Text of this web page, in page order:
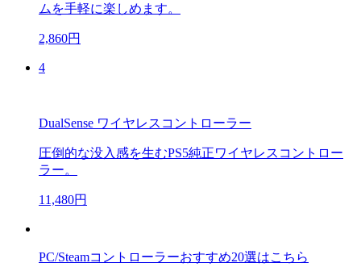
ムを手軽に楽しめます。
2,860円
4
DualSense ワイヤレスコントローラー
圧倒的な没入感を生むPS5純正ワイヤレスコントロー
ラー。
11,480円
PC/Steamコントローラーおすすめ20選はこちら